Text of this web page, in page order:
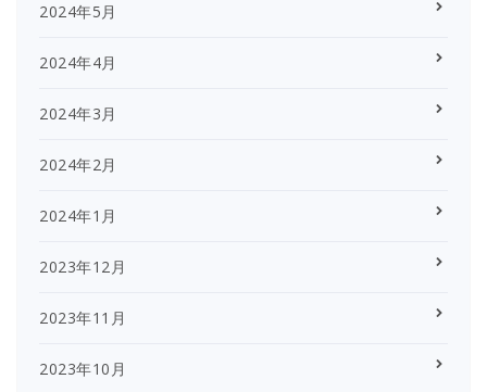
2024年5月
2024年4月
2024年3月
2024年2月
2024年1月
2023年12月
2023年11月
2023年10月